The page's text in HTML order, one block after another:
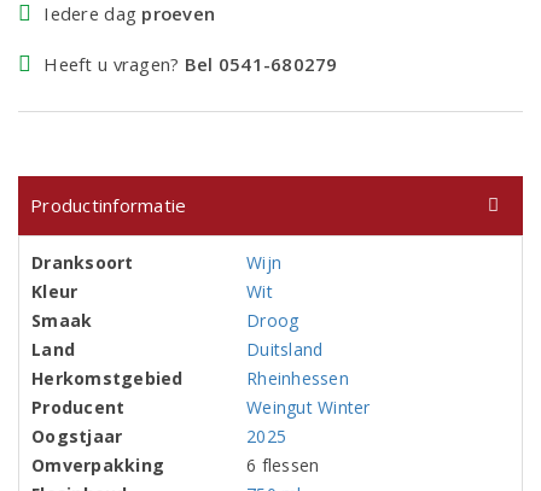
Iedere dag proeven
Heeft u vragen? Bel 0541-680279
Productinformatie
Dranksoort
Wijn
Kleur
Wit
Smaak
Droog
Land
Duitsland
Herkomstgebied
Rheinhessen
Producent
Weingut Winter
Oogstjaar
2025
Omverpakking
6 flessen